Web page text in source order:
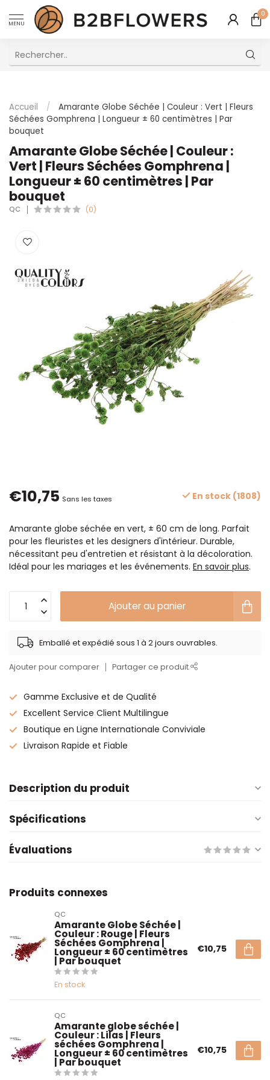
MENU
0
Accueil /
Amarante Globe Séchée | Couleur : Vert | Fleurs
Séchées Gomphrena | Longueur ± 60 centimètres | Par
bouquet
Amarante Globe Séchée | Couleur :
Vert | Fleurs Séchées Gomphrena |
Longueur ± 60 centimètres | Par
bouquet
QC (0)
€10,75 Sans les taxes En stock (1808)
Amarante globe séchée en vert, ± 60 cm de long. Parfait
pour les fleuristes et les designers d'intérieur. Durable,
nécessitant peu d'entretien et résistant à la décoloration.
Idéal pour les mariages et les événements. En savoir plus.
Ajouter au panier
Emballé et expédié sous 1 à 2 jours ouvrables.
Ajouter pour comparer Partager ce produit
Gamme Exclusive et de Qualité
Excellent Service Client Multilingue
Boutique en Ligne Internationale Conviviale
Livraison Rapide et Fiable
Description du produit
Spécifications
Évaluations
Produits connexes
QC
Amarante Globe Séchée |
Couleur : Rouge | Fleurs
Séchées Gomphrena |
Longueur ± 60 centimètres
| Par bouquet
En stock
€10,75
QC
Amarante globe séchée |
Couleur : Lilas | Fleurs
séchées Gomphrena |
Longueur ± 60 centimètres
| Par bouquet
€10,75